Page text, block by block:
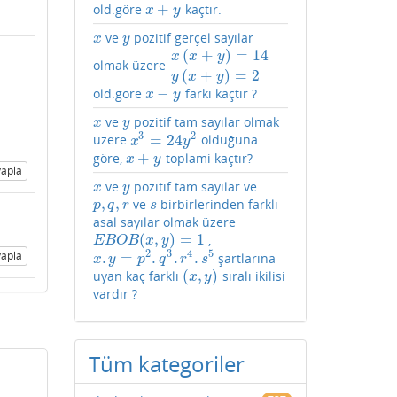
old.göre x + y
x+y kaçtır.
x
x vey
ypozitif gerçel sayılar
olmak üzere
x (x + y) = 14
y (x + y) = 2
x( x+y = 14y( )= 2
old.göre x − y
x−y farkı kaçtır ?
x
x vey
ypozitif tam sayılar olmak
üzere x3 = 24y2
x3= 24 y2
olduğuna
göre, x + y
x+y toplami kaçtır?
x
x vey
ypozitif tam sayılar ve
p, q, r
p,q,r ve s
sbirbirlerinden farklı
asal sayılar olmak üzere
EBOB(x, y) = 1
EBOB(x,y)=1
x. y = p2. q3 . r4 . s5
x.y=p2. q3.r 4.s5
şartlarına
uyan kaç farklı (x, y)
(x,y)
sıralı ikilisi
vardır ?
Tüm kategoriler